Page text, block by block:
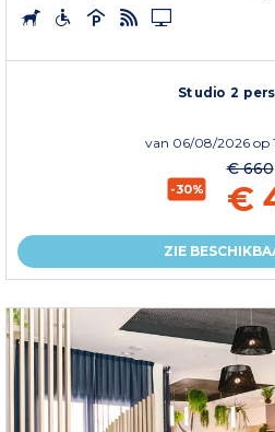
Studio 2
van 06/08/2026 op
-30%
€ 660
€
ZIE